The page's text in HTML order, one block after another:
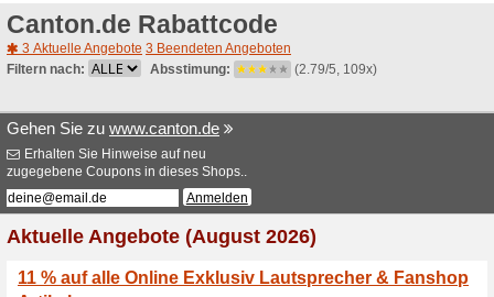
Shops
Startseite>C> Canton.de